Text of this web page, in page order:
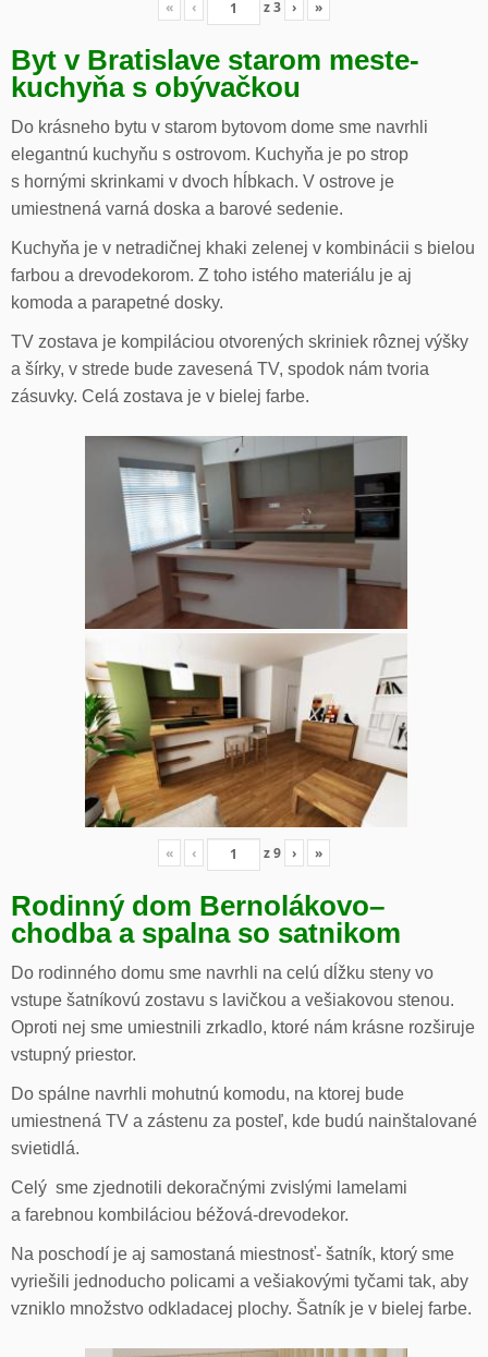
« ‹ z3 › »
Byt v Bratislave starom meste-
kuchyňa s obývačkou
Do krásneho bytu v starom bytovom dome sme navrhli
elegantnú kuchyňu s ostrovom. Kuchyňa je po strop
s hornými skrinkami v dvoch hĺbkach. V ostrove je
umiestnená varná doska a barové sedenie.
Kuchyňa je v netradičnej khaki zelenej v kombinácii s bielou
farbou a drevodekorom. Z toho istého materiálu je aj
komoda a parapetné dosky.
TV zostava je kompiláciou otvorených skriniek rôznej výšky
a šírky, v strede bude zavesená TV, spodok nám tvoria
zásuvky. Celá zostava je v bielej farbe.
« ‹ z9 › »
Rodinný dom Bernolákovo–
chodba a spalna so satnikom
Do rodinného domu sme navrhli na celú dĺžku steny vo
vstupe šatníkovú zostavu s lavičkou a vešiakovou stenou.
Oproti nej sme umiestnili zrkadlo, ktoré nám krásne rozširuje
vstupný priestor.
Do spálne navrhli mohutnú komodu, na ktorej bude
umiestnená TV a zástenu za posteľ, kde budú nainštalované
svietidlá.
Celý sme zjednotili dekoračnými zvislými lamelami
a farebnou kombiláciou béžová-drevodekor.
Na poschodí je aj samostaná miestnosť- šatník, ktorý sme
vyriešili jednoducho policami a vešiakovými tyčami tak, aby
vzniklo množstvo odkladacej plochy. Šatník je v bielej farbe.